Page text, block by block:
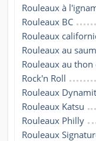
Rouleaux à
Rouleaux BC
Rouleaux
Rouleaux au
Rouleaux au thon
Rock'n Roll
Rouleaux
Rouleaux Katsu
Rouleaux Philly
Rouleaux